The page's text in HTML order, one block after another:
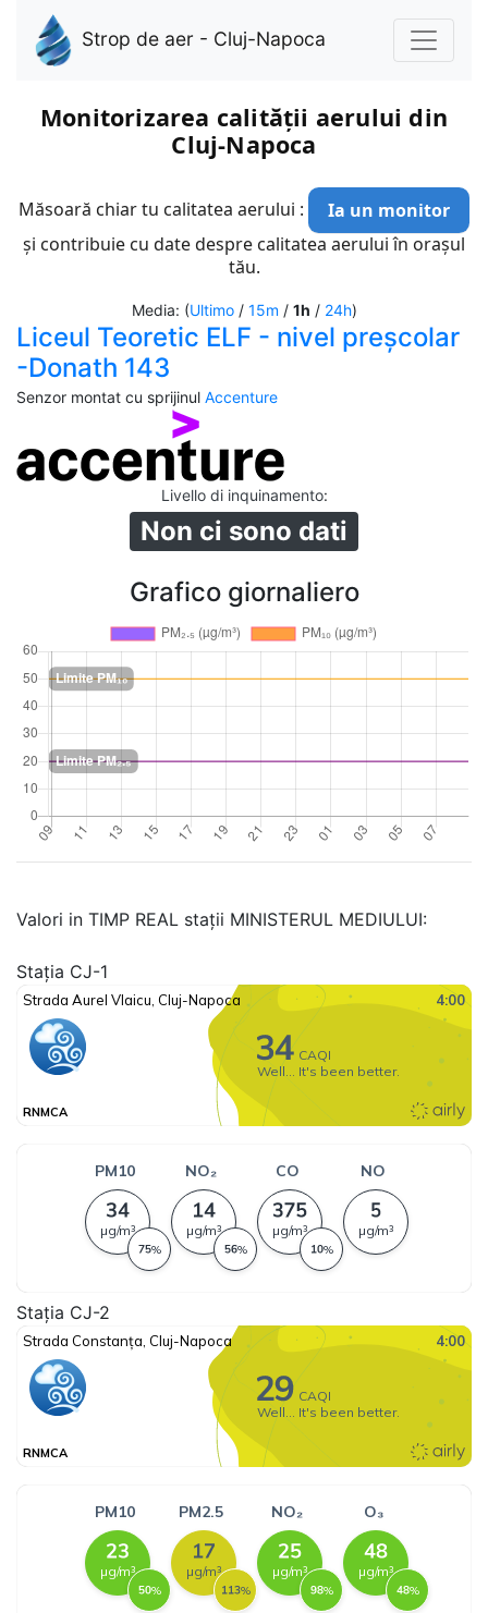
Strop de aer - Cluj-Napoca
Monitorizarea calității aerului din
Cluj-Napoca
Măsoară chiar tu calitatea aerului :
Ia un monitor
și contribuie cu date despre calitatea aerului în orașul
tău.
Media: (Ultimo/ 15m / 1h / 24h)
Liceul Teoretic ELF - nivel preșcolar
-Donath 143
Senzor montat cu sprijinul Accenture
Livello di inquinamento:
Non ci sono dati
Grafico giornaliero
Valori in TIMP REAL stații MINISTERUL MEDIULUI:
Stația CJ-1
Stația CJ-2